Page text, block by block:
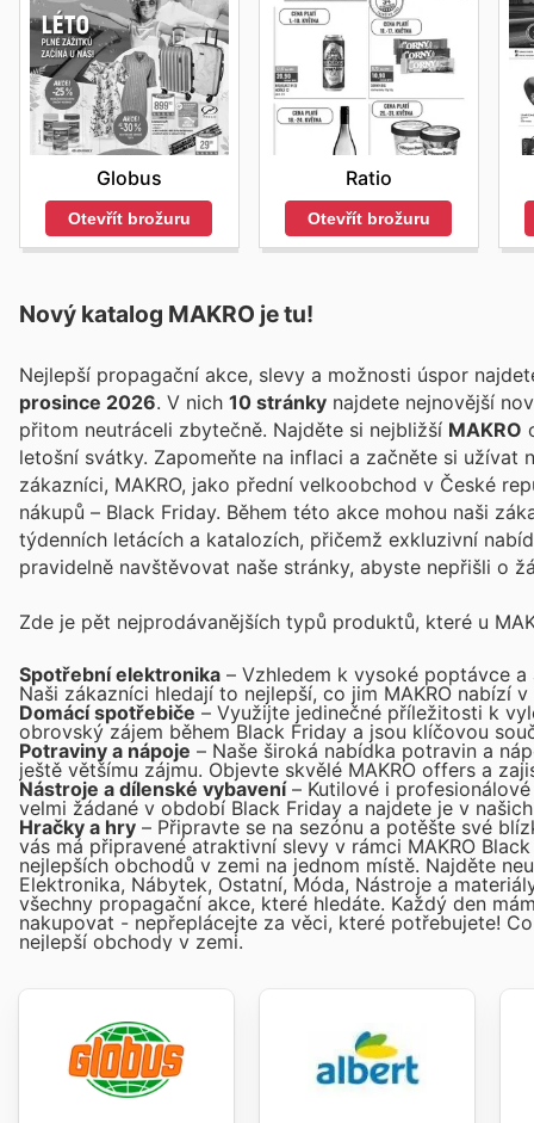
Globus
Otevřít brožuru
Ratio
Otevřít brožuru
Nový katalog MAKRO je tu!
Nejlepší propagační akce, slevy a možnosti úspor
prosince 2026 . V nich 10 stránky najdete nejnovější
přitom neutráceli zbytečně. Najděte si nejbližší MAKRO
letošní svátky. Zapomeňte na inflaci a začněte si užívat
zákazníci, MAKRO, jako přední velkoobchod v České
nákupů – Black Friday. Během této akce mohou naši
týdenních letácích a katalozích, přičemž exkluzivní
pravidelně navštěvovat naše stránky, abyste nepřišli o
Zde je pět nejprodávanějších typů produktů, které u
Spotřební elektronika – Vzhledem k vysoké poptávce
Naši zákazníci hledají to nejlepší, co jim MAKRO nabízí
Domácí spotřebiče – Využijte jedinečné příležitosti k
obrovský zájem během Black Friday a jsou klíčovou
Potraviny a nápoje – Naše široká nabídka potravin a
ještě většímu zájmu. Objevte skvělé MAKRO offers a
Nástroje a dílenské vybavení– Kutilové i
velmi žádané v období Black Friday a najdete je v
Hračky a hry – Připravte se na sezónu a potěšte své
vás má připravené atraktivní slevy v rámci MAKRO
nejlepších obchodů v zemi na jednom místě. Najděte
Elektronika, Nábytek, Ostatní, Móda, Nástroje a
všechny propagační akce, které hledáte. Každý den
nakupovat - nepřeplácejte za věci, které potřebujete!
nejlepší obchody v zemi.